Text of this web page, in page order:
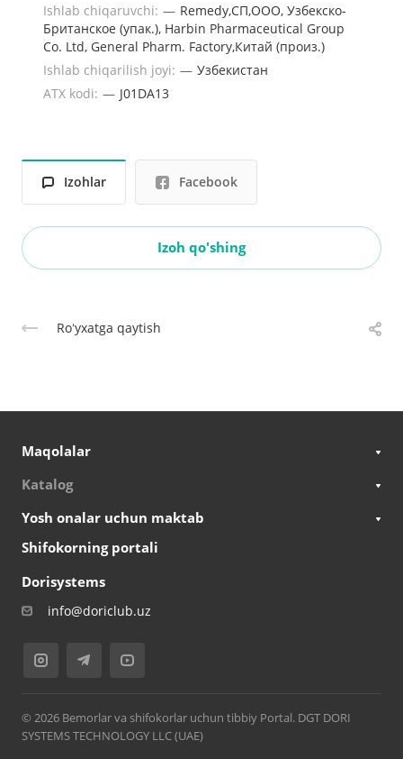
Ishlab chiqaruvchi: — Remedy,CП,ООО, Узбекско-
Британское (упак.), Harbin Pharmaceutical Group
Co. Ltd, General Pharm. Factory,Китай (произ.)
Ishlab chiqarilish joyi: — Узбекистан
ATX kodi: — J01DA13
Izohlar Facebook
Izoh qo'shing
Roʻyxatga qaytish
Maqolalar
Katalog
Yosh onalar uchun maktab
Shifokorning portali
Dorisystems
info@doriclub.uz
© 2026 Bemorlar va shifokorlar uchun tibbiy Portal. DGT DORI
SYSTEMS TECHNOLOGY LLC (UAE)